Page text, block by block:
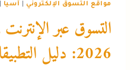
مواقع التسوق الإلكتروني آسيا
التسوق عبر
2026: دليل التطبيقات والتوصيل